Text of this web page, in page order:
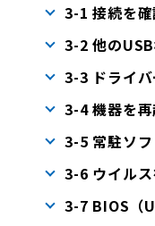
3-1 接続を
3-2 他の
3-3 ドライ
3-4 機器を
3-5 常駐ソ
3-6 ウイル
3-7 BIOS（